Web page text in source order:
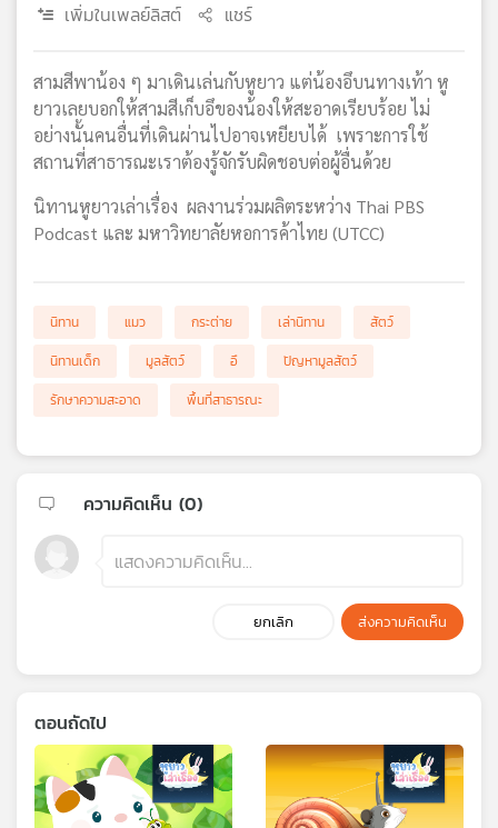
แผนที่
วิทยุ
เครือ
ข่าย
เพิ่มในเพลย์ลิสต์ แชร์
สามสีพาน้อง ๆ มาเดินเล่นกับหูยาว แต่น้องอึบนทางเท้า หู
ยาวเลยบอกให้สามสีเก็บอึของน้องให้สะอาดเรียบร้อย ไม่
อย่างนั้นคนอื่นที่เดินผ่านไปอาจเหยียบได้ เพราะการใช้
สถานที่สาธารณะเราต้องรู้จักรับผิดชอบต่อผู้อื่นด้วย
นิทานหูยาวเล่าเรื่อง ผลงานร่วมผลิตระหว่าง Thai PBS
Podcast และ มหาวิทยาลัยหอการค้าไทย (UTCC)
นิทาน แมว กระต่าย เล่านิทาน
สัตว์
นิทานเด็ก
มูลสัตว์ อึ
ปัญหามูลสัตว์
รักษาความสะอาด
พื้นที่สาธารณะ
ความคิดเห็น (0)
ยกเลิก ส่งความคิดเห็น
ตอนถัดไป